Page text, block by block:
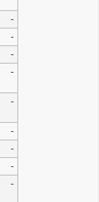
-
-
-
-
-
-
-
-
-